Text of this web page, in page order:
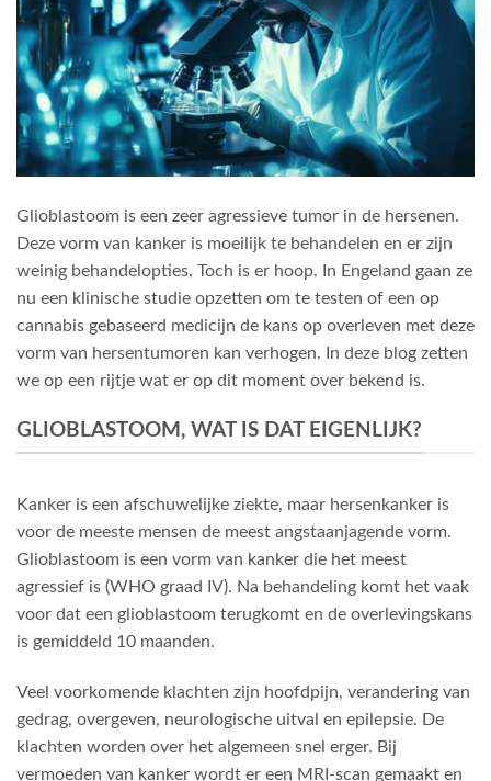
Glioblastoom is een zeer agressieve tumor in de hersenen.
Deze vorm van kanker is moeilijk te behandelen en er zijn
weinig behandelopties. Toch is er hoop. In Engeland gaan ze
nu een klinische studie opzetten om te testen of een op
cannabis gebaseerd medicijn de kans op overleven met deze
vorm van hersentumoren kan verhogen. In deze blog zetten
we op een rijtje wat er op dit moment over bekend is.
GLIOBLASTOOM, WAT IS DAT EIGENLIJK?
Kanker is een afschuwelijke ziekte, maar hersenkanker is
voor de meeste mensen de meest angstaanjagende vorm.
Glioblastoom is een vorm van kanker die het meest
agressief is (WHO graad IV). Na behandeling komt het vaak
voor dat een glioblastoom terugkomt en de overlevingskans
is gemiddeld 10 maanden.
Veel voorkomende klachten zijn hoofdpijn, verandering van
gedrag, overgeven, neurologische uitval en epilepsie. De
klachten worden over het algemeen snel erger. Bij
vermoeden van kanker wordt er een MRI-scan gemaakt en